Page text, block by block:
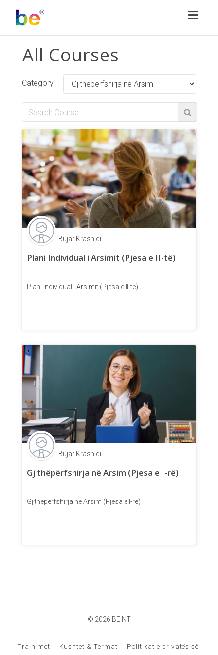
All Courses
Category
Bujar Krasniqi
Plani Individual i Arsimit (Pjesa e II-të)
Plani Individual i Arsimit (Pjesa e II-të)
Bujar Krasniqi
Gjithëpërfshirja në Arsim (Pjesa e I-rë)
Gjithëpërfshirja në Arsim (Pjesa e I-rë)
© 2026 BEINT
Trajnimet Kushtet & Termat Politikat e privatësisë